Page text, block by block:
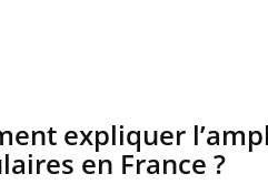
expliquer
en France ?